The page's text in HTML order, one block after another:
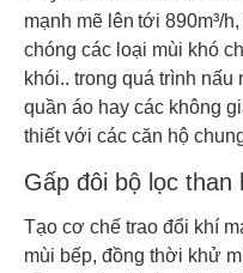
mạnh mẽ lên tới 890m³/
chóng các loại mùi khó
khói.. trong quá trình
quần áo hay các không
thiết với các căn hộ
Gấp đôi bộ lọc than
Tạo cơ chế trao đổi khí
mùi bếp, đồng thời khử